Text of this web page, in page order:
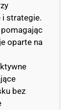
i strategie.
oparte na
bez